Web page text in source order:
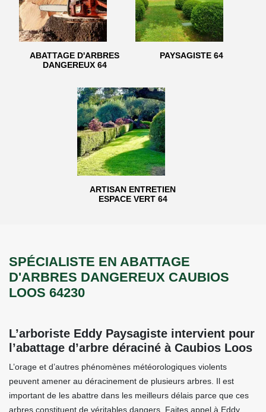
ABATTAGE D'ARBRES
DANGEREUX 64
PAYSAGISTE 64
ARTISAN ENTRETIEN
ESPACE VERT 64
SPÉCIALISTE EN ABATTAGE
D'ARBRES DANGEREUX CAUBIOS
LOOS 64230
L’arboriste Eddy Paysagiste intervient pour
l’abattage d’arbre déraciné à Caubios Loos
L’orage et d’autres phénomènes météorologiques violents
peuvent amener au déracinement de plusieurs arbres. Il est
important de les abattre dans les meilleurs délais parce que ces
arbres constituent de véritables dangers. Faites appel à Eddy